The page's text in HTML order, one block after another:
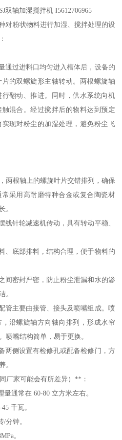
双轴加湿搅拌机 I5612706965
对粉状物料进行加湿、搅拌处理的设
过进料口均匀进入槽体后，设备的
的双螺旋形主轴转动。两根螺旋轴
翻动、推进。同时，供水系统向机
混合。经过搅拌后的物料达到预定
现对粉尘的加湿处理，避免粉尘飞
根轴上的螺旋叶片交错排列，确保
采用高耐磨特种合金或复合陶瓷材
。
针轮减速机传动，具有转动平稳、
底部排料，结构合理，便于物料的
密封严密，防止粉尘泄漏和水的渗
。
主要由接管、接头及喷嘴组成。喷
沿螺旋轴方向轴向排列，形成水帘
喷嘴结构简单，易于更换。
侧设置有检修孔或配备检修门，方
。
厂家可能会有所差异）**：
通常在 60-80 立方米左右。
千瓦。
分钟。
。